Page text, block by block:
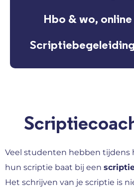
Hbo & wo,
Veel studenten hebben tijdens
hun scriptie baat bij een
Het schrijven van je scriptie is